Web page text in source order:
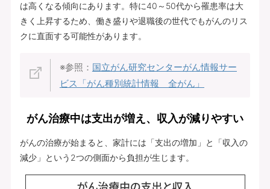
は高くなる傾向にあります。特に40～50代から罹患率は大
きく上昇するため、働き盛りや退職後の世代でもがんのリス
クに直面する可能性があります。
※参照： 国立がん研究センターがん情報サー
ビス「がん種別統計情報 全がん」
がん治療中は支出が増え、収入が減りやすい
がんの治療が始まると、家計には「支出の増加」と「収入の
減少」という2つの側面から負担が生じます。